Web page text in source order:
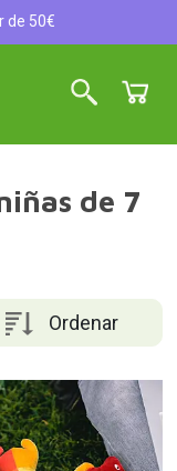
de 50€
de 7
Ordenar